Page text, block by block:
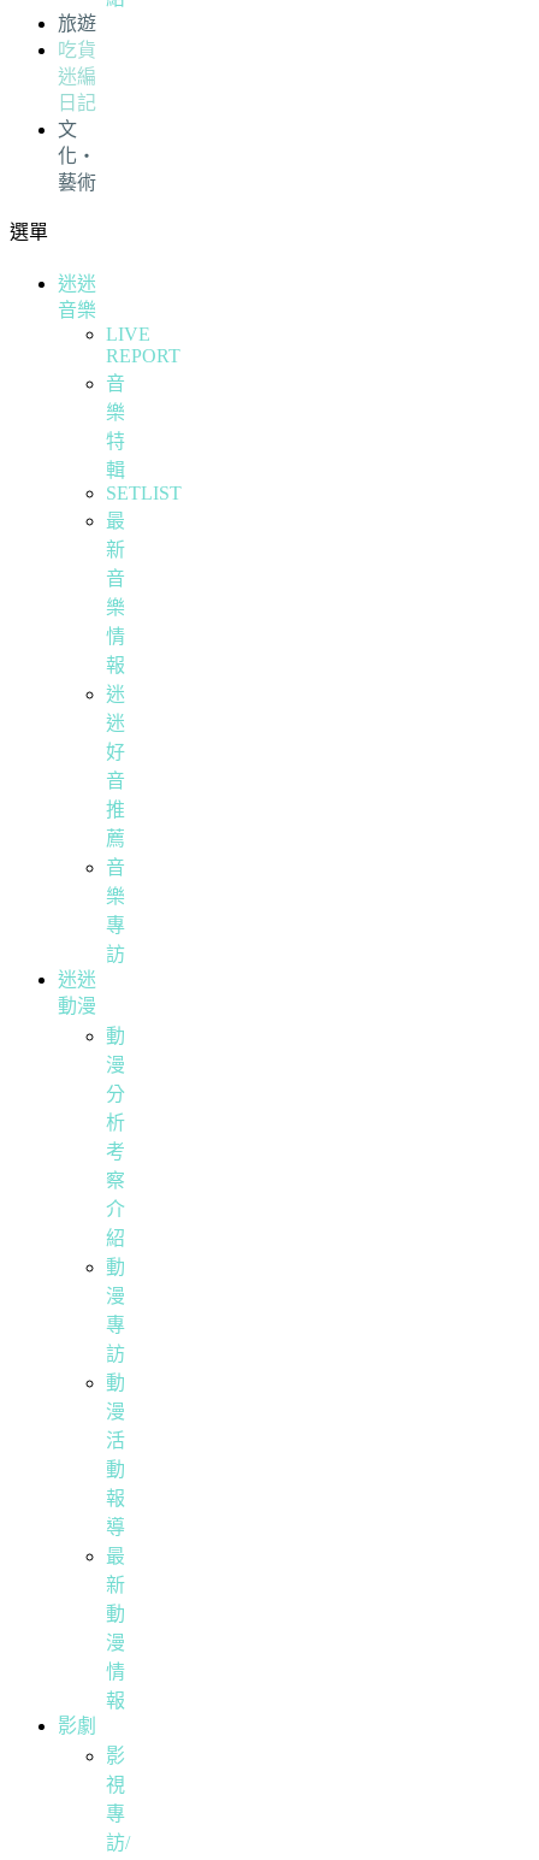
旅遊
吃貨
迷編
日記
文
化・
藝術
選單
迷迷
音樂
LIVE
REPORT
音
樂
特
輯
SETLIST
最
新
音
樂
情
報
迷
迷
好
音
推
薦
音
樂
專
訪
迷迷
動漫
動
漫
分
析
考
察
介
紹
動
漫
專
訪
動
漫
活
動
報
導
最
新
動
漫
情
報
影劇
影
視
專
訪/